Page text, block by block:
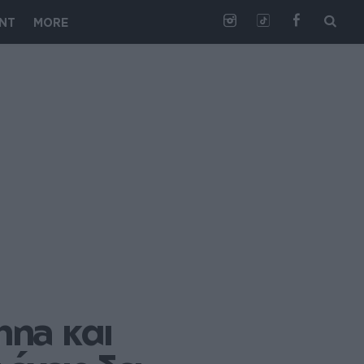
MORE
και